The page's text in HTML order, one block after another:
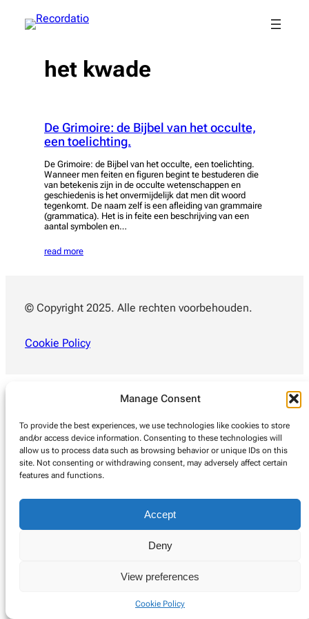
Manage Consent
To provide the best experiences, we use technologies like cookies to store
and/or access device information. Consenting to these technologies will
allow us to process data such as browsing behavior or unique IDs on this
site. Not consenting or withdrawing consent, may adversely affect certain
features and functions.
Accept
Deny
View preferences
Cookie Policy
naar
het kwade
De Grimoire: de Bijbel van het occulte,
een toelichting.
De Grimoire: de Bijbel van het occulte, een toelichting.
Wanneer men feiten en figuren begint te bestuderen die
van betekenis zijn in de occulte wetenschappen en
geschiedenis is het onvermijdelijk dat men dit woord
tegenkomt. De naam zelf is een afleiding van grammaire
(grammatica). Het is in feite een beschrijving van een
aantal symbolen en…
read more
© Copyright 2025. Alle rechten voorbehouden.
Cookie Policy